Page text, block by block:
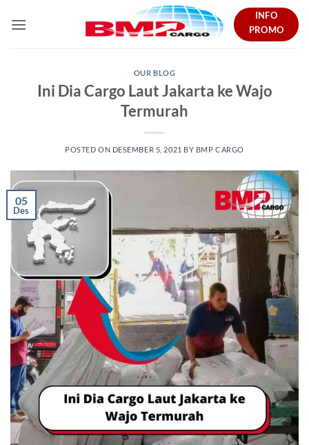
INFO
PROMO
OUR BLOG
Ini Dia Cargo Laut Jakarta ke Wajo
Termurah
POSTED ON DESEMBER 5, 2021 BY BMP CARGO
05
Des